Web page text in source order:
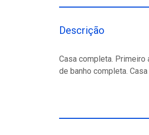
Descrição
Casa completa.
de banho completa.